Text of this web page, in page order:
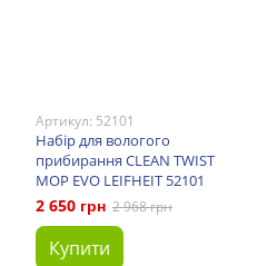
Артикул: 52101
Набір для вологого
прибирання CLEAN TWIST
MOP EVO LEIFHEIT 52101
2 650 грн 2 968 грн
Купити